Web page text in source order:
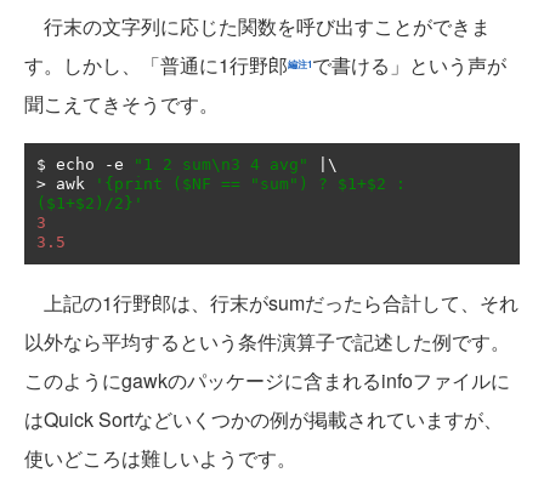
行末の文字列に応じた関数を呼び出すことができま
す。しかし、「普通に1行野郎編注1で書ける」という声が
聞こえてきそうです。
$ echo -e "1 2 sum\n3 4 avg"
> awk
'{print ($NF == "sum") ? $1+$2 :
($1+$2)/2}'
3
3.5
上記の1行野郎は、行末がsumだったら合計して、それ
以外なら平均するという条件演算子で記述した例です。
このようにgawkのパッケージに含まれるinfoファイルに
はQuick Sortなどいくつかの例が掲載されていますが、
使いどころは難しいようです。